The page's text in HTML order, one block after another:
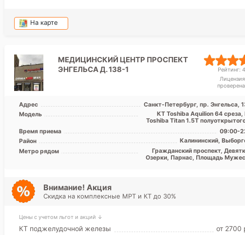
На карте
МЕДИЦИНСКИЙ ЦЕНТР ПРОСПЕКТ
ЭНГЕЛЬСА Д. 138-1
Рейтинг:
Лицензия
проверена
Адрес
Санкт-Петербург, пр. Энгельса,
Модель
КТ Toshiba Аquilion 64
Toshiba Titan 1.5T полуоткрытого
Время приема
09:00-
Район
Калининский,
Метро рядом
Гражданский проспект,
Озерки, Парнас, Площадь
Внимание! Акция
Скидка на комплексные МРТ и КТ до 30%
Цены с учетом льгот и акций ↓
КТ поджелудочной железы
от 2700